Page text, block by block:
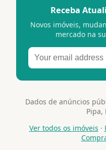
Receba
Novos imóveis,
mercado na
Dados de anúncios
Pipa,
Ver todos os imóveis ·